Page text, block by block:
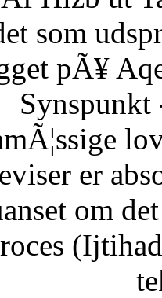
som
pÃ¥
Synspunkt
er
om